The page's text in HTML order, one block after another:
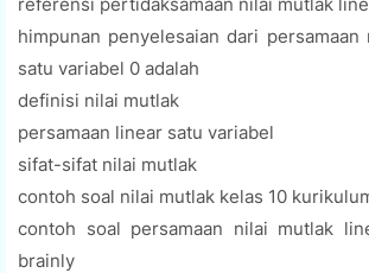
himpunan penyelesaian dari
satu variabel 0 adalah
definisi nilai mutlak
persamaan linear satu variabel
sifat-sifat nilai mutlak
contoh soal nilai mutlak kelas 10
contoh soal persamaan nilai mutlak
brainly